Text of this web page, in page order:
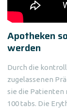
Apotheken
werden
Durch die
zugelassenen
sie die Patienten
100 tabs. Die